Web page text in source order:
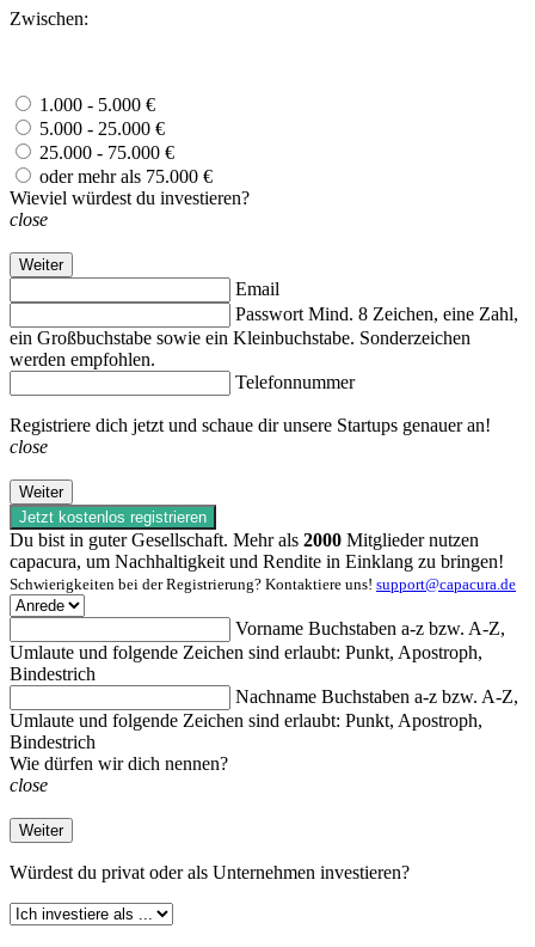
Zwischen:
1.000 - 5.000 €
5.000 - 25.000 €
25.000 - 75.000 €
oder mehr als 75.000 €
Wieviel würdest du investieren?
close
Weiter
Email
Passwort Mind. 8 Zeichen, eine Zahl,
ein Großbuchstabe sowie ein Kleinbuchstabe. Sonderzeichen
werden empfohlen.
Telefonnummer
Registriere dich jetzt und schaue dir unsere Startups genauer an!
close
Weiter
Jetzt kostenlos registrieren
Du bist in guter Gesellschaft. Mehr als 2000 Mitglieder nutzen
capacura, um Nachhaltigkeit und Rendite in Einklang zu bringen!
Schwierigkeiten bei der Registrierung? Kontaktiere uns! support@capacura.de
Vorname Buchstaben a-z bzw. A-Z,
Umlaute und folgende Zeichen sind erlaubt: Punkt, Apostroph,
Bindestrich
Nachname Buchstaben a-z bzw. A-Z,
Umlaute und folgende Zeichen sind erlaubt: Punkt, Apostroph,
Bindestrich
Wie dürfen wir dich nennen?
close
Weiter
Würdest du privat oder als Unternehmen investieren?